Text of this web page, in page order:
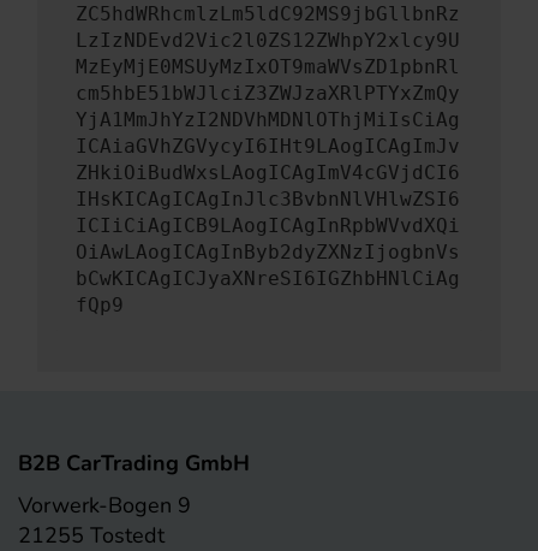
ZC5hdWRhcmlzLm5ldC92MS9jbGllbnRz
LzIzNDEvd2Vic2l0ZS12ZWhpY2xlcy9U
MzEyMjE0MSUyMzIxOT9maWVsZD1pbnRl
cm5hbE51bWJlciZ3ZWJzaXRlPTYxZmQy
YjA1MmJhYzI2NDVhMDNlOThjMiIsCiAg
ICAiaGVhZGVycyI6IHt9LAogICAgImJv
ZHkiOiBudWxsLAogICAgImV4cGVjdCI6
IHsKICAgICAgInJlc3BvbnNlVHlwZSI6
ICIiCiAgICB9LAogICAgInRpbWVvdXQi
OiAwLAogICAgInByb2dyZXNzIjogbnVs
bCwKICAgICJyaXNreSI6IGZhbHNlCiAg
fQp9
B2B CarTrading GmbH
Vorwerk-Bogen 9
21255 Tostedt